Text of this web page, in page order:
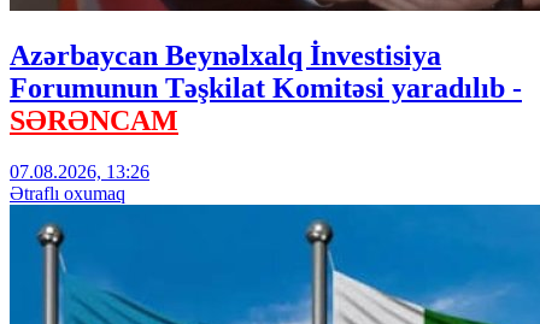
Azərbaycan Beynəlxalq İnvestisiya
Forumunun Təşkilat Komitəsi yaradılıb -
SƏRƏNCAM
07.08.2026, 13:26
Ətraflı oxumaq